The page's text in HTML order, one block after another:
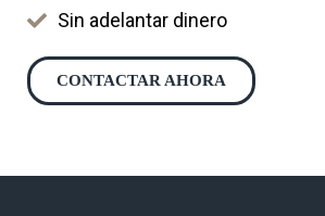
Sin adelantar dinero
CONTACTAR AHORA